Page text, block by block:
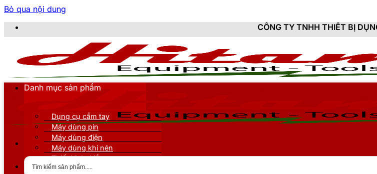
Bỏ qua nội dung
CÔNG TY TNHH THIẾT BỊ DỤNG CỤ KỸ
Danh mục sản phẩm
Dụng cụ cầm tay
Máy dùng pin
Máy dùng điện
Máy dùng khí nén
Thiết bị đo kiểm
Thiết bị nâng đỡ